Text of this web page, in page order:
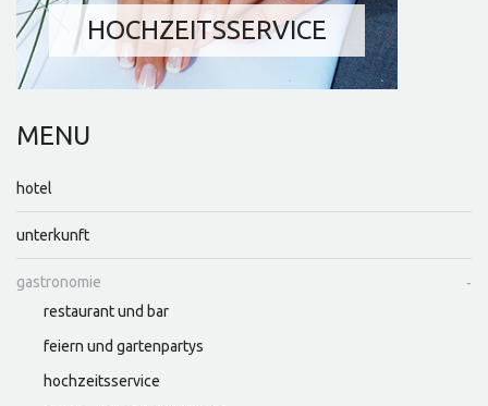
HOCHZEITSSERVICE
MENU
hotel
unterkunft
gastronomie
restaurant und bar
feiern und gartenpartys
hochzeitsservice